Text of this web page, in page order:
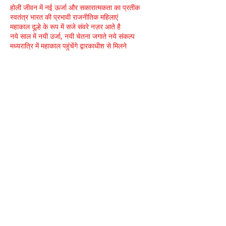
होली जीवन में नई ऊर्जा और सकारात्मकता का प्रतीक
स्वतंत्र भारत की प्रभावी राजनीतिक महिलाएं
महाकाल दूल्हे के रूप में सजे संवरे नज़र आते है
नये साल में नयी उर्जा, नयी चेतना जगाते नये संकल्प
मध्यरात्रि में महाकाल पहुंचेंगे द्वारकाधीश से मिलने